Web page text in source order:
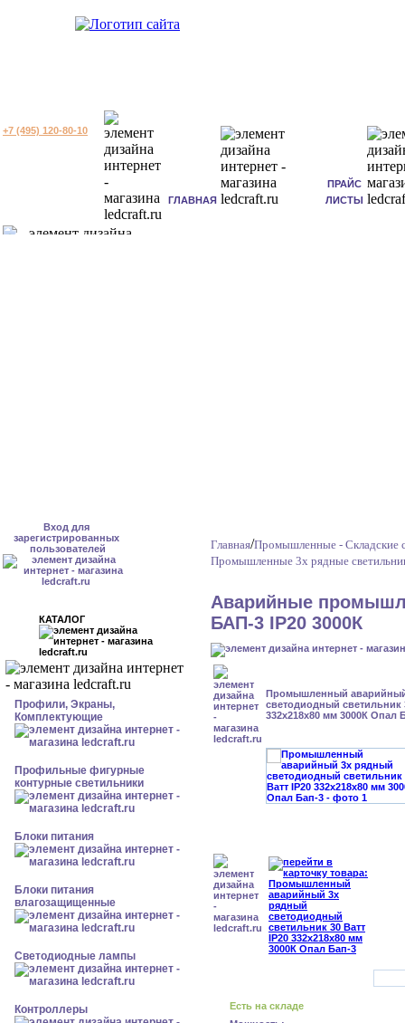
+7 (495) 120-80-10
ГЛАВНАЯ
ПРАЙС
ЛИСТЫ
Вход для
зарегистрированных
пользователей
КАТАЛОГ
Профили, Экраны,
Комплектующие
Профильные фигурные
контурные светильники
Блоки питания
Блоки питания
влагозащищенные
Светодиодные лампы
Контроллеры
Главная/Промышленные - Складские
Промышленные 3х рядные
Аварийные
БАП-3 IP20 3000К
Промышленный
светодиодный светильник
332х218х80 мм 3000К Опал
Есть на складе